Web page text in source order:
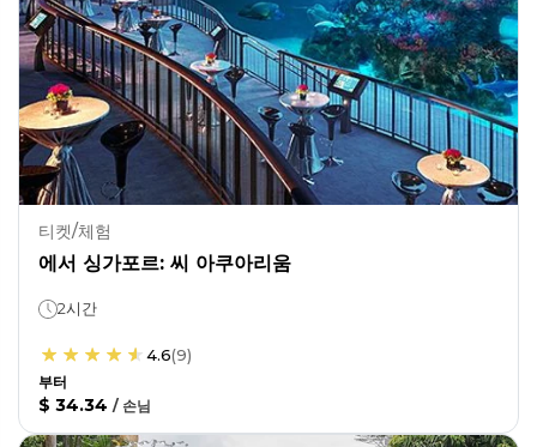
티켓/체험
에서 싱가포르: 씨 아쿠아리움
2시간
4.6(9)
부터
$ 34.34 / 손님